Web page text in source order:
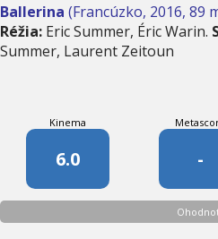
Ballerina (Francúzko, 2016, 89
Réžia: Eric Summer, Éric Warin.
Summer, Laurent Zeitoun
Kinema
6.0 -